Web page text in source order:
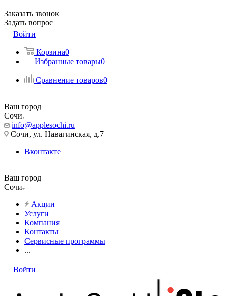
Заказать звонок
Задать вопрос
Войти
Корзина0
Избранные товары0
Сравнение товаров0
Ваш город
Сочи
info@applesochi.ru
Сочи, ул. Навагинская, д.7
Вконтакте
Ваш город
Сочи
Акции
Услуги
Компания
Контакты
Сервисные программы
...
Войти